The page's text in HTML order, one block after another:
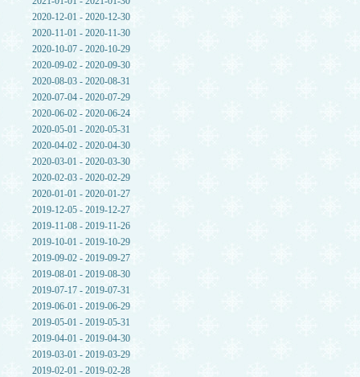
2020-12-01 - 2020-12-30
2020-11-01 - 2020-11-30
2020-10-07 - 2020-10-29
2020-09-02 - 2020-09-30
2020-08-03 - 2020-08-31
2020-07-04 - 2020-07-29
2020-06-02 - 2020-06-24
2020-05-01 - 2020-05-31
2020-04-02 - 2020-04-30
2020-03-01 - 2020-03-30
2020-02-03 - 2020-02-29
2020-01-01 - 2020-01-27
2019-12-05 - 2019-12-27
2019-11-08 - 2019-11-26
2019-10-01 - 2019-10-29
2019-09-02 - 2019-09-27
2019-08-01 - 2019-08-30
2019-07-17 - 2019-07-31
2019-06-01 - 2019-06-29
2019-05-01 - 2019-05-31
2019-04-01 - 2019-04-30
2019-03-01 - 2019-03-29
2019-02-01 - 2019-02-28